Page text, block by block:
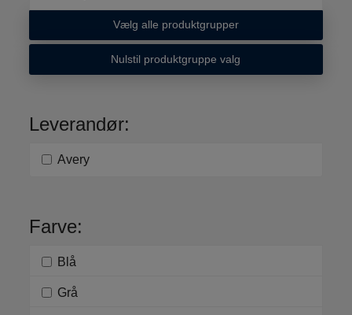
Vælg alle produktgrupper
Nulstil produktgruppe valg
Leverandør:
Avery
Farve:
Blå
Grå